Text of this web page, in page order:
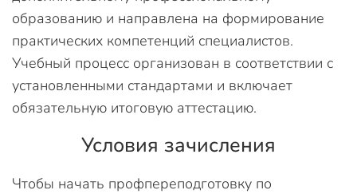
образованию и направлена на формирование
практических компетенций специалистов.
Учебный процесс организован в соответствии с
установленными стандартами и включает
обязательную итоговую аттестацию.
Условия зачисления
Чтобы начать профпереподготовку по